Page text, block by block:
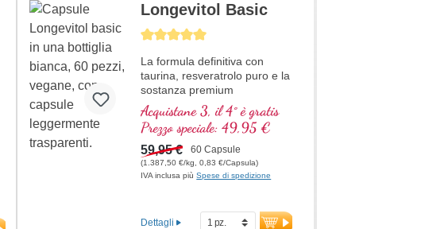
Average rating of 5 out of 5 stars
Longevitol Basic
La formula definitiva con
taurina, resveratrolo puro e la
sostanza premium
astragaloside IV.
Acquistane 3, il 4° è gratis
Prezzo speciale: 49,95 €
59,95 € 60 Capsule
(1.387,50 €/kg, 0,83 €/Capsula)
IVA inclusa piùSpese di spedizione
Dettagli